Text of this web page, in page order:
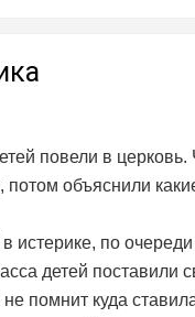
повели в церковь.
объяснили
истерике, по очереди
детей поставили
помнит куда